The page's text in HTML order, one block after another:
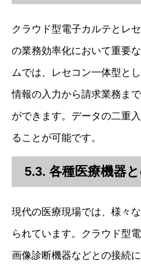
クラウド型電子カルテとレ
の業務効率化において重要
ムでは、レセコン一体型と
情報の入力から請求業務ま
ができます。データの二重
ることが可能です。
5.3. 各種医療機器
現代の医療現場では、様々
られています。クラウド型
画像診断機器などとの接続